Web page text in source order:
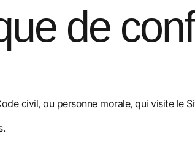
de
civil, ou personne morale, qui visite le